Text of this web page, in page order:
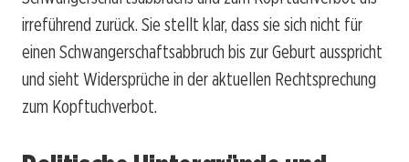
irreführend zurück. Sie stellt klar, dass sie sich nicht für
einen Schwangerschaftsabbruch bis zur Geburt ausspricht
und sieht Widersprüche in der aktuellen Rechtsprechung
zum Kopftuchverbot.